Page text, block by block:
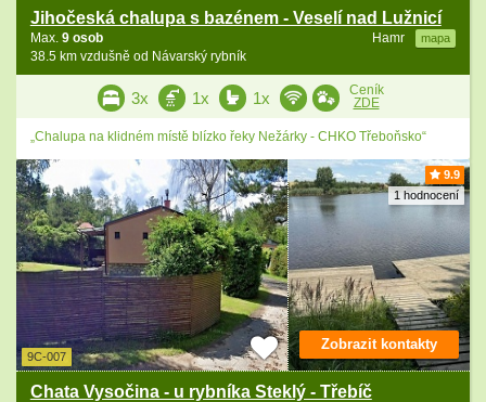
Jihočeská chalupa s bazénem - Veselí nad Lužnicí
Hamr mapa
Max. 9 osob
38.5 km vzdušně od Návarský rybník
3x 1x 1x
Ceník
ZDE
„Chalupa na klidném místě blízko řeky Nežárky - CHKO Třeboňsko“
9.9
1 hodnocení
9C-007
Chata Vysočina - u rybníka Steklý - Třebíč
Zobrazit kontakty